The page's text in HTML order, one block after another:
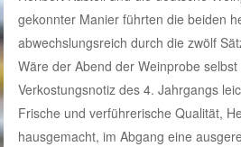
gekonnter Manier führten die beiden
abwechslungsreich durch die zwölf
Wäre der Abend der Weinprobe
Verkostungsnotiz des 4. Jahrgangs
Frische und verführerische Qualität,
hausgemacht, im Abgang eine